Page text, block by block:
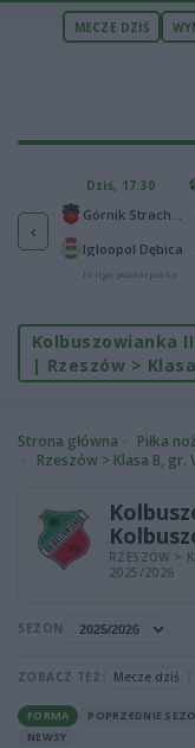
MECZE DZIŚ
‹
65
25
Dziś, 17:30
Igloopol Dębica
IV liga podkarpacka
Kolbuszowianka
| Rzeszów >
Strona główna Piłka
Rzeszów > Klasa B, gr.
RZESZÓW >
2025/2026
SEZON
ZOBACZ TEŻ: Mecze dziś
FORMA POPRZEDNIE
NEWSY